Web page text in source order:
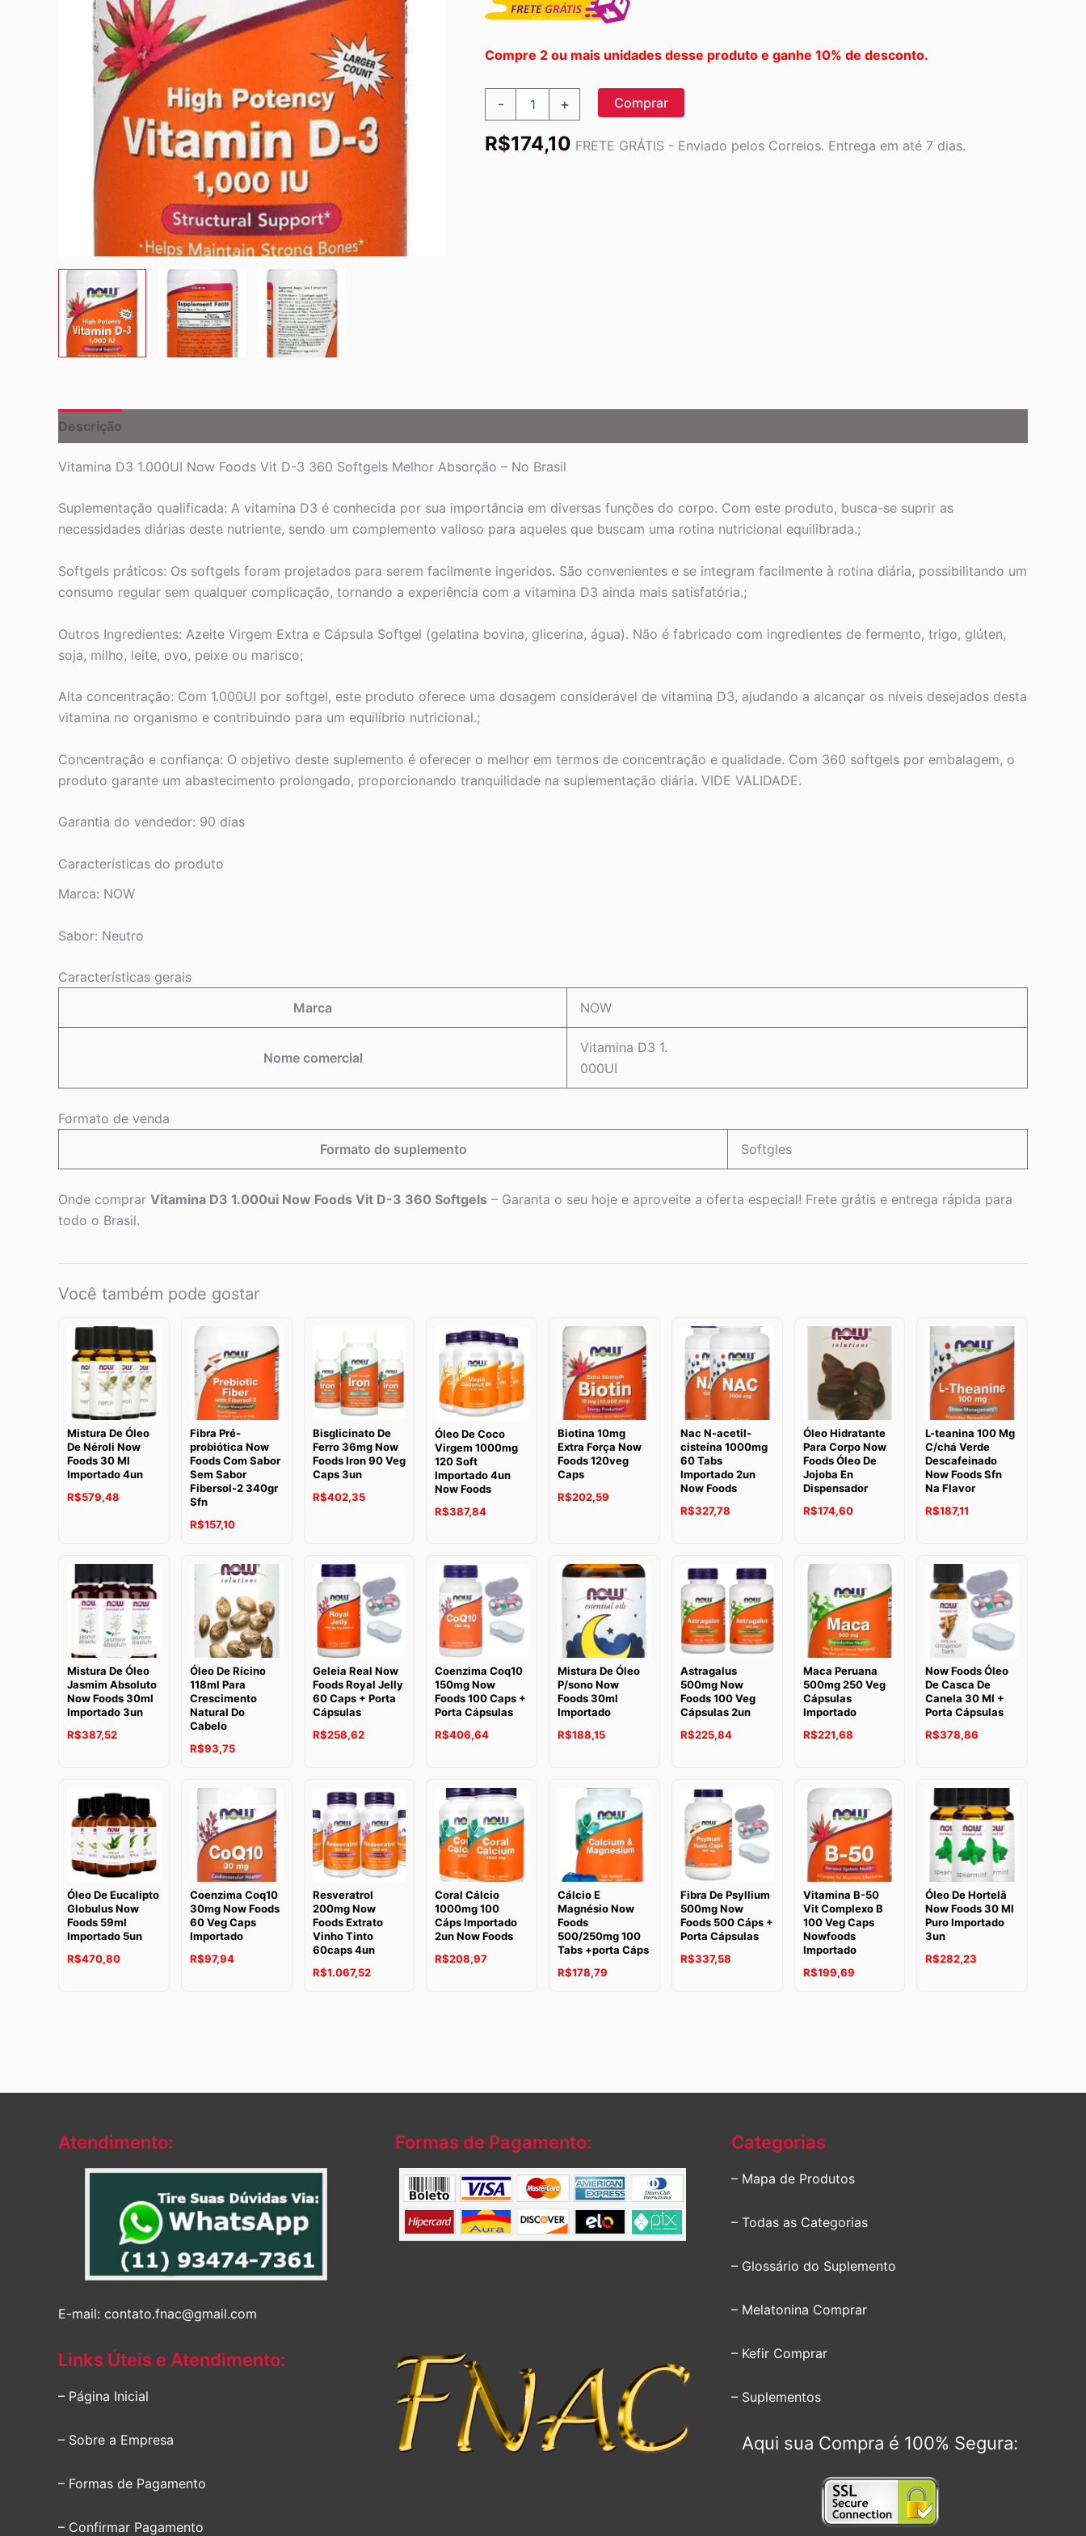
Compre 2 ou mais unidades desse produto e ganhe 10% de desconto.
-
Now
+ Comprar
R$174,10 FRETE GRÁTIS - Enviado pelos Correios. Entrega em até 7 dias.
Descrição
Vitamina D3 1.000UI Now Foods Vit D-3 360 Softgels Melhor Absorção – No Brasil
Suplementação qualificada: A vitamina D3 é conhecida por sua importância em diversas funções do corpo. Com este produto, busca-se suprir as
necessidades diárias deste nutriente, sendo um complemento valioso para aqueles que buscam uma rotina nutricional equilibrada.;
Softgels práticos: Os softgels foram projetados para serem facilmente ingeridos. São convenientes e se integram facilmente à rotina diária, possibilitando um
consumo regular sem qualquer complicação, tornando a experiência com a vitamina D3 ainda mais satisfatória.;
Outros Ingredientes: Azeite Virgem Extra e Cápsula Softgel (gelatina bovina, glicerina, água). Não é fabricado com ingredientes de fermento, trigo, glúten,
soja, milho, leite, ovo, peixe ou marisco;
Alta concentração: Com 1.000UI por softgel, este produto oferece uma dosagem considerável de vitamina D3, ajudando a alcançar os níveis desejados desta
vitamina no organismo e contribuindo para um equilíbrio nutricional.;
Concentração e confiança: O objetivo deste suplemento é oferecer o melhor em termos de concentração e qualidade. Com 360 softgels por embalagem, o
produto garante um abastecimento prolongado, proporcionando tranquilidade na suplementação diária. VIDE VALIDADE.
Garantia do vendedor: 90 dias
Características do produto
Marca: NOW
Sabor: Neutro
Características gerais
Marca
NOW
Nome comercial
Vitamina D3 1.
000UI
Formato de venda
Formato do suplemento
Softgles
Onde comprar Vitamina D3 1.000ui Now Foods Vit D-3 360 Softgels – Garanta o seu hoje e aproveite a oferta especial! Frete grátis e entrega rápida para
todo o Brasil.
Você também pode gostar
Mistura De Óleo
De Néroli Now
Foods 30 Ml
Importado 4un
R$579,48
Fibra Pré-
probiótica Now
Foods Com Sabor
Sem Sabor
Fibersol-2 340gr
Sfn
R$157,10
Bisglicinato De
Ferro 36mg Now
Foods Iron 90 Veg
Caps 3un
R$402,35
Óleo De Coco
Virgem 1000mg
120 Soft
Importado 4un
Now Foods
R$387,84
Biotina 10mg
Extra Força Now
Foods 120veg
Caps
R$202,59
Nac N-acetil-
cisteína 1000mg
60 Tabs
Importado 2un
Now Foods
R$327,78
Óleo Hidratante
Para Corpo Now
Foods Óleo De
Jojoba En
Dispensador
R$174,60
L-teanina 100 Mg
C/chá Verde
Descafeinado
Now Foods Sfn
Na Flavor
R$187,11
Mistura De Óleo
Jasmim Absoluto
Now Foods 30ml
Importado 3un
R$387,52
Óleo De Rícino
118ml Para
Crescimento
Natural Do
Cabelo
R$93,75
Geleia Real Now
Foods Royal Jelly
60 Caps + Porta
Cápsulas
R$258,62
Coenzima Coq10
150mg Now
Foods 100 Caps +
Porta Cápsulas
R$406,64
Mistura De Óleo
P/sono Now
Foods 30ml
Importado
R$188,15
Astragalus
500mg Now
Foods 100 Veg
Cápsulas 2un
R$225,84
Maca Peruana
500mg 250 Veg
Cápsulas
Importado
R$221,68
Now Foods Óleo
De Casca De
Canela 30 Ml +
Porta Cápsulas
R$378,86
Óleo De Eucalipto
Globulus Now
Foods 59ml
Importado 5un
R$470,80
Coenzima Coq10
30mg Now Foods
60 Veg Caps
Importado
R$97,94
Resveratrol
200mg Now
Foods Extrato
Vinho Tinto
60caps 4un
R$1.067,52
Coral Cálcio
1000mg 100
Cáps Importado
2un Now Foods
R$208,97
Cálcio E
Magnésio Now
Foods
500/250mg 100
Tabs +porta Cáps
R$178,79
Fibra De Psyllium
500mg Now
Foods 500 Cáps +
Porta Cápsulas
R$337,58
Vitamina B-50
Vit Complexo B
100 Veg Caps
Nowfoods
Importado
R$199,69
Óleo De Hortelã
Now Foods 30 Ml
Puro Importado
3un
R$282,23
Atendimento:
E-mail: contato.fnac@gmail.com
Links Úteis e Atendimento:
– Página Inicial
– Sobre a Empresa
– Formas de Pagamento
– Confirmar Pagamento
Formas de Pagamento: Categorias
– Mapa de Produtos
– Todas as Categorias
– Glossário do Suplemento
– Melatonina Comprar
– Kefir Comprar
– Suplementos
Aqui sua Compra é 100% Segura: